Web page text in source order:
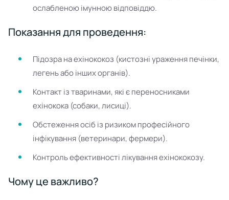
ослабленою імунною відповіддю.
Показання для проведення:
Підозра на ехінококоз (кистозні ураження печінки,
легень або інших органів).
Контакт із тваринами, які є переносниками
ехінокока (собаки, лисиці).
Обстеження осіб із ризиком професійного
інфікування (ветеринари, фермери).
Контроль ефективності лікування ехінококозу.
Чому це важливо?